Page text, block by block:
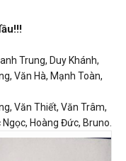
Trung, Duy Khánh,
Văn Hà, Mạnh Toàn,
Văn Thiết, Văn Trâm,
Hoàng Đức, Bruno.